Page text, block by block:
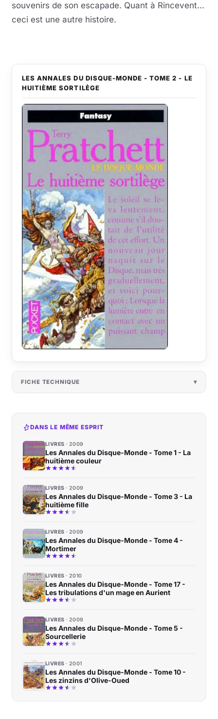
souvenirs de son escapade. Quant à Rincevent...
ceci est une autre histoire.
LES ANNALES DU DISQUE-MONDE - TOME 2 - LE
HUITIÈME SORTILÈGE
FICHE TECHNIQUE
DANS LE MÊME ESPRIT
LIVRES 2009
Les Annales du Disque-Monde - Tome 1 - La
huitième couleur
LIVRES 2009
Les Annales du Disque-Monde - Tome 3 - La
huitième fille
LIVRES 2009
Les Annales du Disque-Monde - Tome 4 -
Mortimer
LIVRES 2010
Les Annales du Disque-Monde - Tome 17 -
Les tribulations d'un mage en Aurient
LIVRES 2009
Les Annales du Disque-Monde - Tome 5 -
Sourcellerie
LIVRES 2001
Les Annales du Disque-Monde - Tome 10 -
Les zinzins d'Olive-Oued